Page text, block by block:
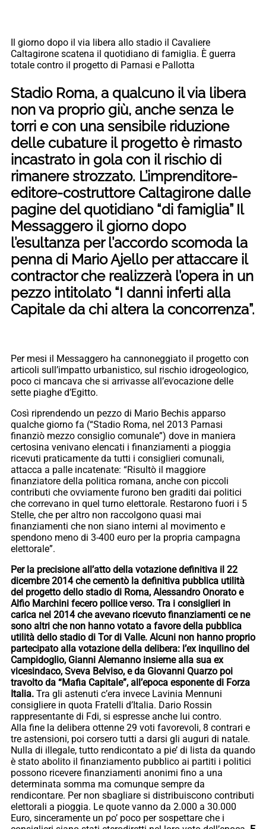
Il giorno dopo il via libera allo stadio il Cavaliere
Caltagirone scatena il quotidiano di famiglia. È guerra
totale contro il progetto di Parnasi e Pallotta
Stadio Roma, a qualcuno il via libera
non va proprio giù, anche senza le
torri e con una sensibile riduzione
delle cubature il progetto è rimasto
incastrato in gola con il rischio di
rimanere strozzato. L’imprenditore-
editore-costruttore Caltagirone dalle
pagine del quotidiano “di famiglia” Il
Messaggero il giorno dopo
l’esultanza per l’accordo scomoda la
penna di Mario Ajello per attaccare il
contractor che realizzerà l’opera in un
pezzo intitolato “I danni inferti alla
Capitale da chi altera la concorrenza”.
Per mesi il Messaggero ha cannoneggiato il progetto con
articoli sull’impatto urbanistico, sul rischio idrogeologico,
poco ci mancava che si arrivasse all’evocazione delle
sette piaghe d’Egitto.
Così riprendendo un pezzo di Mario Bechis apparso
qualche giorno fa (“Stadio Roma, nel 2013 Parnasi
finanziò mezzo consiglio comunale”) dove in maniera
certosina venivano elencati i finanziamenti a pioggia
ricevuti praticamente da tutti i consiglieri comunali,
attacca a palle incatenate: “Risultò il maggiore
finanziatore della politica romana, anche con piccoli
contributi che ovviamente furono ben graditi dai politici
che correvano in quel turno elettorale. Restarono fuori i 5
Stelle, che per altro non raccolgono quasi mai
finanziamenti che non siano interni al movimento e
spendono meno di 3-400 euro per la propria campagna
elettorale”.
Per la precisione all’atto della votazione definitiva il 22
dicembre 2014 che cementò la definitiva pubblica utilità
del progetto dello stadio di Roma, Alessandro Onorato e
Alfio Marchini fecero pollice verso. Tra i consiglieri in
carica nel 2014 che avevano ricevuto finanziamenti ce ne
sono altri che non hanno votato a favore della pubblica
utilità dello stadio di Tor di Valle. Alcuni non hanno proprio
partecipato alla votazione della delibera: l’ex inquilino del
Campidoglio, Gianni Alemanno insieme alla sua ex
vicesindaco, Sveva Belviso, e da Giovanni Quarzo poi
travolto da “Mafia Capitale”, all’epoca esponente di Forza
Italia. Tra gli astenuti c’era invece Lavinia Mennuni
consigliere in quota Fratelli d’Italia. Dario Rossin
rappresentante di Fdi, si espresse anche lui contro.
Alla fine la delibera ottenne 29 voti favorevoli, 8 contrari e
tre astensioni, poi corsero tutti a darsi gli auguri di natale.
Nulla di illegale, tutto rendicontato a pie’ di lista da quando
è stato abolito il finanziamento pubblico ai partiti i politici
possono ricevere finanziamenti anonimi fino a una
determinata somma ma comunque sempre da
rendicontare. Per non sbagliare si distribuiscono contributi
elettorali a pioggia. Le quote vanno da 2.000 a 30.000
Euro, sinceramente un po’ poco per sospettare che i